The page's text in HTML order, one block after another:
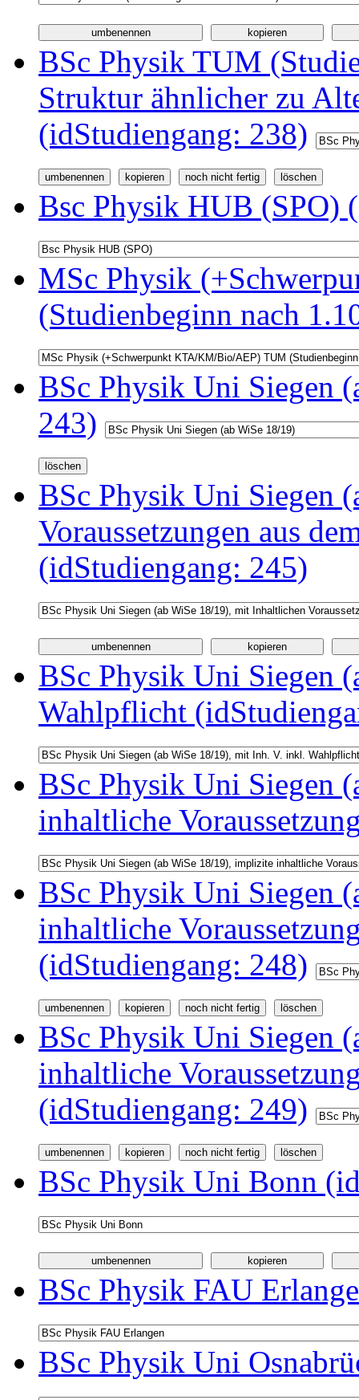
BSc Physik TUM
Struktur ähnlicher zu
(idStudiengang: 238)
Bsc Physik HUB (SPO)
MSc Physik
(Studienbeginn nach
BSc Physik Uni Siegen
243)
BSc Physik Uni Siegen
Voraussetzungen aus
(idStudiengang: 245)
BSc Physik Uni Siegen
Wahlpflicht
BSc Physik Uni Siegen
inhaltliche
BSc Physik Uni Siegen
inhaltliche
(idStudiengang: 248)
BSc Physik Uni Siegen
inhaltliche
(idStudiengang: 249)
BSc Physik Uni Bonn
BSc Physik FAU
BSc Physik Uni